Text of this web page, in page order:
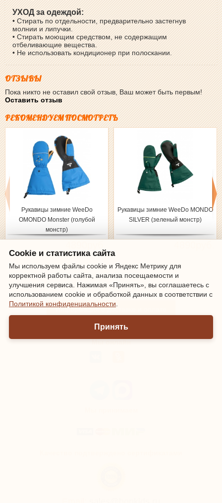
УХОД за одеждой:
• Стирать по отдельности, предварительно застегнув
молнии и липучки.
• Стирать моющим средством, не содержащим
отбеливающие вещества.
• Не использовать кондиционер при полоскании.
ОТЗЫВЫ
Пока никто не оставил свой отзыв, Ваш может быть первым!
Оставить отзыв
РЕКОМЕНДУЕМ ПОСМОТРЕТЬ
Рукавицы зимние WeeDo
OMONDO Monster (голубой
монстр)
Рукавицы зимние WeeDo MONDO
SILVER (зеленый монстр)
Зарегистрироваться | Войти
Информация о доставке и оплате
Мы онлайн
Cookie и статистика сайта
Мы используем файлы cookie и Яндекс Метрику для
корректной работы сайта, анализа посещаемости и
улучшения сервиса. Нажимая «Принять», вы соглашаетесь с
использованием cookie и обработкой данных в соответствии с
Политикой конфиденциальности
Принять